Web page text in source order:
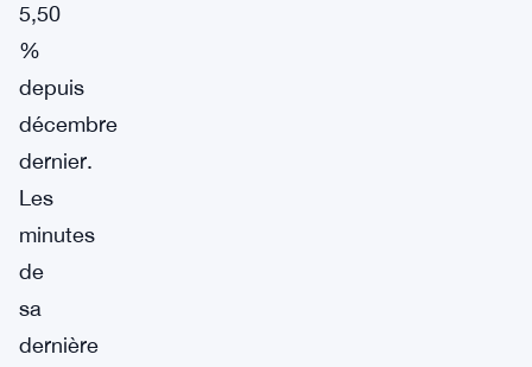
5,50
%
depuis
décembre
dernier.
Les
minutes
de
sa
dernière